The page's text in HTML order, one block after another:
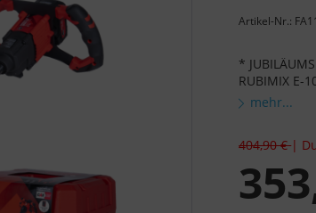
Artikel-Nr.:
*
RUBIMIX E-
mehr...
404,90 € |